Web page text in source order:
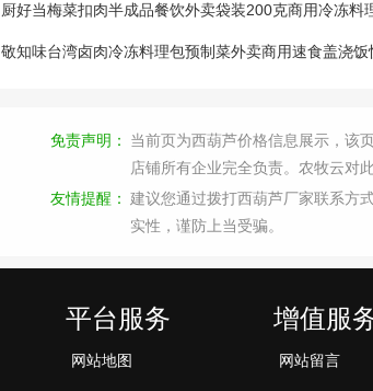
厨好当梅菜扣肉半成品餐饮外卖袋装200克商用冷冻料
敬知味台湾卤肉冷冻料理包预制菜外卖商用速食盖浇饭
免责声明：
当前页为西葫芦价格信息展示，该
店铺所有企业完全负责。农牧云对
友情提醒： 建议您通过拨打西葫芦厂家联系方
实性，谨防上当受骗。
平台服务
网站地图
增值服
网站留言